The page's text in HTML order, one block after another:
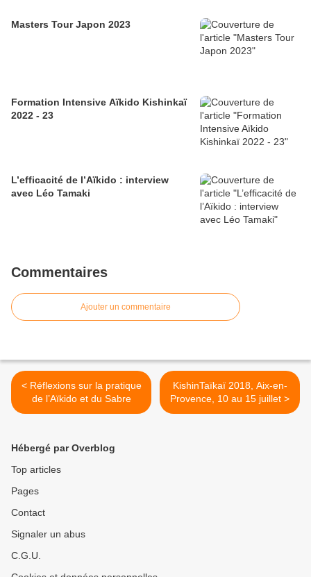
Masters Tour Japon 2023
Formation Intensive Aïkido Kishinkaï
2022 - 23
L’efficacité de l’Aïkido : interview
avec Léo Tamaki
Commentaires
Ajouter un commentaire
< Réflexions sur la pratique
de l’Aïkido et du Sabre
KishinTaïkaï 2018, Aix-en-
Provence, 10 au 15 juillet >
Hébergé par Overblog
Top articles
Pages
Contact
Signaler un abus
C.G.U.